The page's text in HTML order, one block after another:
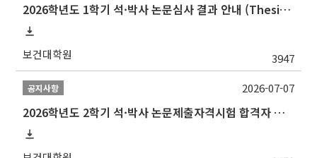
2026학년도 1학기 석·박사 논문심사 결과 안내 (Thesis Defense Result)
보건대학원 3947
공지사항
2026학년도 2학기 석·박사 논문제출자격시험 합격자 공고(TSQ Exam Result)
2026-07-07